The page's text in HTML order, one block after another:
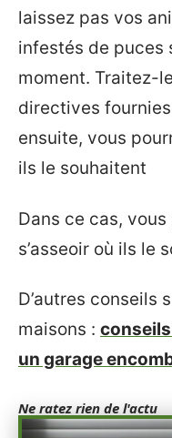
laissez pas vos
infestés de puces
moment. Traitez-
directives
ensuite, vous
ils le souhaitent
Dans ce cas,
s’asseoir où ils le
D’autres conseils
maisons :
un garage
Ne ratez rien de l'actu